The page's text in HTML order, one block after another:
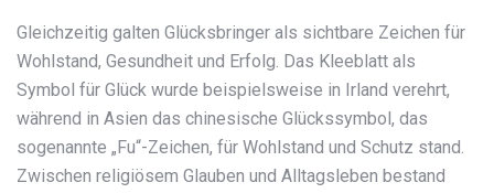
Gleichzeitig galten Glücksbringer als sichtbare Zeichen für
Wohlstand, Gesundheit und Erfolg. Das Kleeblatt als
Symbol für Glück wurde beispielsweise in Irland verehrt,
während in Asien das chinesische Glückssymbol, das
sogenannte „Fu“-Zeichen, für Wohlstand und Schutz stand.
Zwischen religiösem Glauben und Alltagsleben bestand